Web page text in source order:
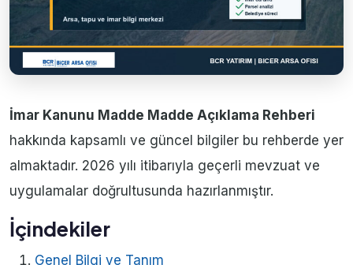
İmar Kanunu Madde Madde Açıklama Rehberi
hakkında kapsamlı ve güncel bilgiler bu rehberde yer
almaktadır. 2026 yılı itibarıyla geçerli mevzuat ve
uygulamalar doğrultusunda hazırlanmıştır.
İçindekiler
Genel Bilgi ve Tanım